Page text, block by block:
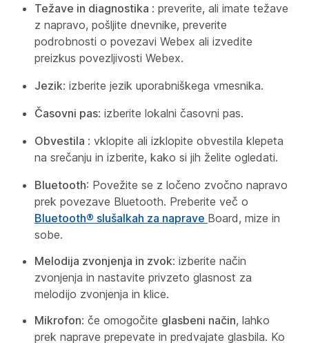
Težave in diagnostika : preverite, ali imate težave
z napravo, pošljite dnevnike, preverite
podrobnosti o povezavi Webex ali izvedite
preizkus povezljivosti Webex.
Jezik: izberite jezik uporabniškega vmesnika.
Časovni pas: izberite lokalni časovni pas.
Obvestila : vklopite ali izklopite obvestila klepeta
na srečanju in izberite, kako si jih želite ogledati.
Bluetooth: Povežite se z ločeno zvočno napravo
prek povezave Bluetooth. Preberite več o
Bluetooth® slušalkah za naprave Board, mize in
sobe.
Melodija zvonjenja in zvok: izberite način
zvonjenja in nastavite privzeto glasnost za
melodijo zvonjenja in klice.
Mikrofon: če omogočite glasbeni način, lahko
prek naprave prepevate in predvajate glasbila. Ko